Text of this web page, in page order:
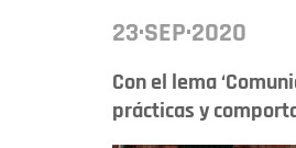
23·SEP·2020
Con el lema
prácticas y